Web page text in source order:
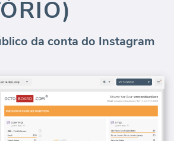
da conta do Instagram